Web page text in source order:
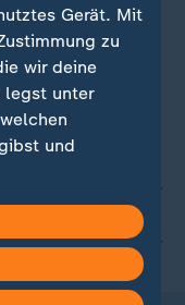
Gerät. Mit
zu
wir deine
legst unter
und
oder ändern.